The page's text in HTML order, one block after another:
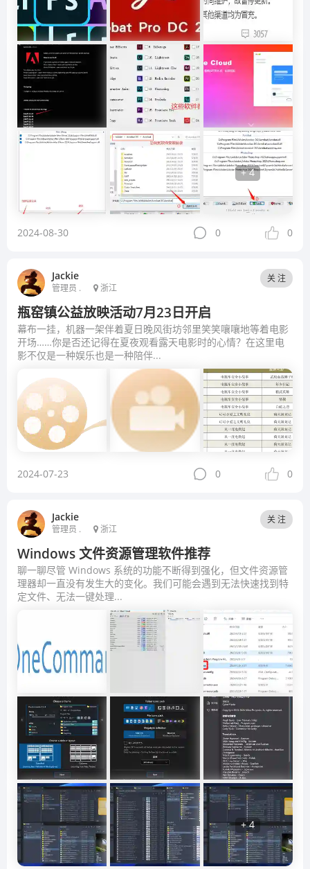
+ 4
2024-08-30 0 0
Jackie
管理员 . 浙江
关 注
瓶窑镇公益放映活动7月23日开启
幕布一挂，机器一架伴着夏日晚风街坊邻里笑笑嚷嚷地等着电影
开场……你是否还记得在夏夜观看露天电影时的心情？在这里电
影不仅是一种娱乐也是一种陪伴...
2024-07-23 0 0
Jackie
管理员 . 浙江
关 注
Windows 文件资源管理软件推荐
聊一聊尽管 Windows 系统的功能不断得到强化，但文件资源管
理器却一直没有发生大的变化。我们可能会遇到无法快速找到特
定文件、无法一键处理...
+ 4